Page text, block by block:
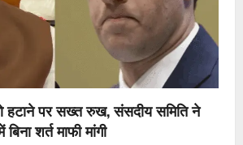
हटाने पर सख्त रुख, संसदीय समिति ने
शर्त माफी मांगी